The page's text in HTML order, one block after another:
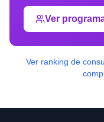
Ver
Ver ranking de